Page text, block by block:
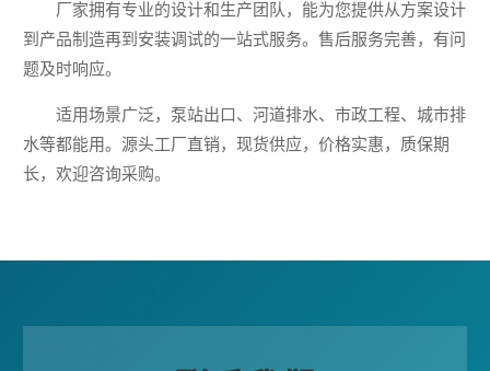
厂家拥有专业的设计和生产团队，能为您提供从方案设计
到产品制造再到安装调试的一站式服务。售后服务完善，有问
题及时响应。
适用场景广泛，泵站出口、河道排水、市政工程、城市排
水等都能用。源头工厂直销，现货供应，价格实惠，质保期
长，欢迎咨询采购。